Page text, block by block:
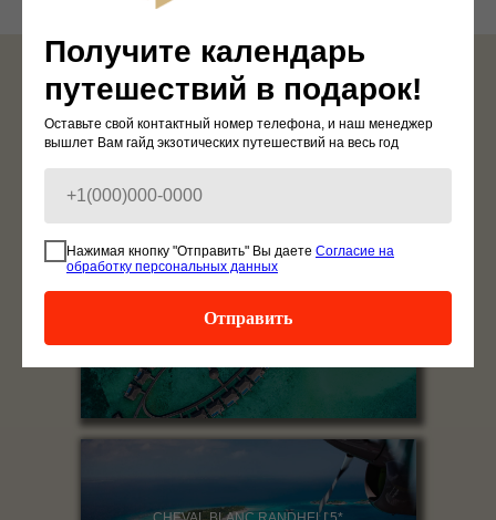
Получите календарь
путешествий в подарок!
Оставьте свой контактный номер телефона, и наш менеджер
вышлет Вам гайд экзотических путешествий на весь год
Нажимая кнопку "Отправить" Вы даете Согласие на
обработку персональных данных
Отправить
JSP TRAVEL ПРЕДЛАГАЕТ
ЛУЧШИЕ МИРОВЫЕ
ОТЕЛИ
МАЛЬДИВЫ